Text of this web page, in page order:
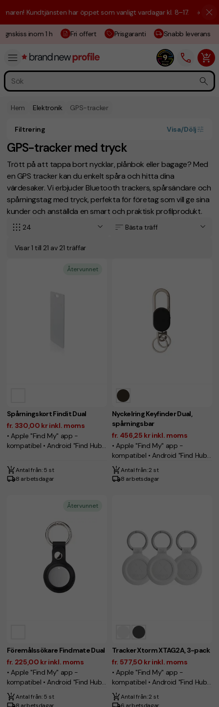
Kundtjänsten har öppet som vanligt vardagar kl. 8–17. ☀️ Vi är här
inom 1 h Fri offert Prisgaranti Snabb leverans
Hem Elektronik GPS-tracker
GPS-tracker med tryck
Trött på att tappa bort nycklar, plånbok eller bagage? Med
en GPS tracker kan du enkelt spåra och hitta dina
värdesaker. Vi erbjuder Bluetooth trackers, spårsändare och
spårningstag med tryck, perfekta för företag som vill ge sina
kunder och anställda en smart och praktisk profilprodukt.
Filtrering Visa/Dölj
Visar 1 till 21 av 21 träffar
24 Bästa träff
Återvunnet
Spårningskort Findit Dual
fr. 330,00 kr inkl. moms
• Apple "Find My" app -
kompatibel • Android "Find Hub"
Antal från: 5 st
8 arbetsdagar
Nyckelring Keyfinder Dual,
spårningsbar
fr. 456,25 kr inkl. moms
• Apple "Find My" app -
kompatibel • Android "Find Hub"
app - kompatibel
Antal från: 2 st
8 arbetsdagar
Återvunnet
Föremålssökare Findmate Dual
fr. 225,00 kr inkl. moms
• Apple "Find My" app -
kompatibel • Android "Find Hub"
app - kompatibel
Antal från: 5 st
Tracker Xtorm XTAG2A, 3-pack
fr. 577,50 kr inkl. moms
• Apple "Find My" app -
kompatibel • Android "Find Hub"
app - kompatibel
Antal från: 2 st